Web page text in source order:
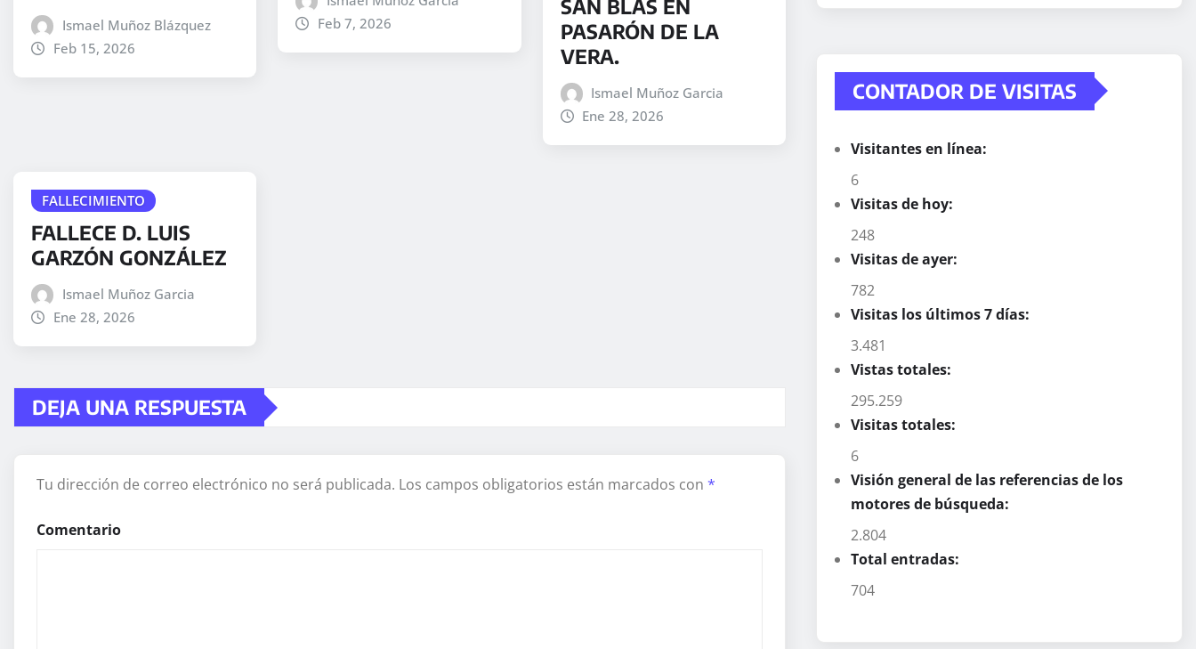
Ismael Muñoz Blázquez
Feb 15, 2026
Feb 7, 2026
SAN BLAS EN
PASARÓN DE LA
VERA.
Ismael Muñoz Garcia
Ene 28, 2026
FALLECIMIENTO
FALLECE D. LUIS
GARZÓN GONZÁLEZ
Ismael Muñoz Garcia
Ene 28, 2026
DEJA UNA RESPUESTA
Tu dirección de correo electrónico no será publicada. Los campos obligatorios están marcados con *
Comentario
CONTADOR DE VISITAS
Visitantes en línea:
6
Visitas de hoy:
248
Visitas de ayer:
782
Visitas los últimos 7 días:
3.481
Vistas totales:
295.259
Visitas totales:
6
Visión general de las referencias de los
motores de búsqueda:
2.804
Total entradas:
704